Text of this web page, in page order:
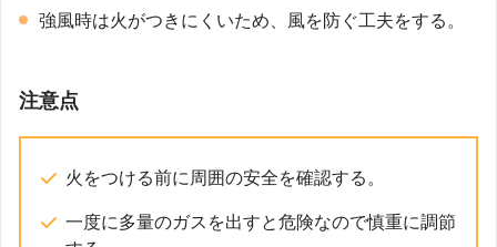
強風時は火がつきにくいため、風を防ぐ工夫をする。
注意点
火をつける前に周囲の安全を確認する。
一度に多量のガスを出すと危険なので慎重に調節